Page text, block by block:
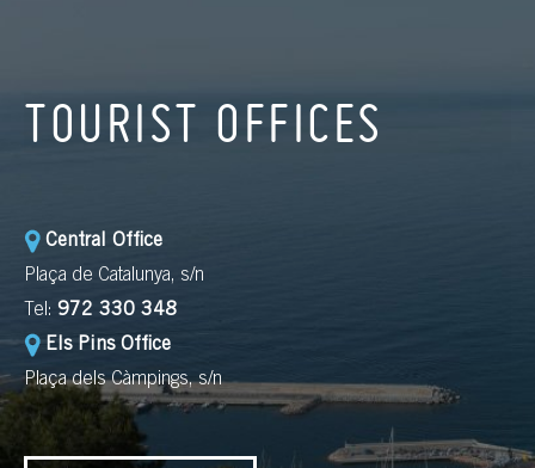
TOURIST OFFICES
Central Office
Plaça de Catalunya, s/n
Tel: 972 330 348
Els Pins Office
Plaça dels Càmpings, s/n